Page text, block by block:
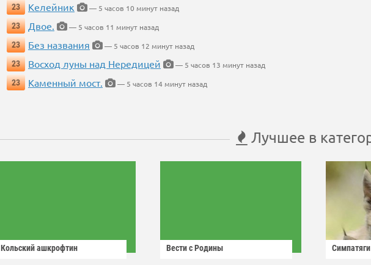
23
Келейник
— 5 часов 10 минут назад
23
Двое.
— 5 часов 11 минут назад
23
Без названия
— 5 часов 12 минут назад
23
Восход луны над Нередицей
— 5 часов 13 минут назад
23
Каменный мост. — 5 часов 14 минут назад
Лучшее в
Кольский ашкрофтин Вести с Родины Симпатяги